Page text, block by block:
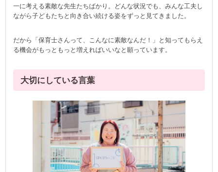
一に考える素敵な先生たちばかり。どんな状況でも、みんな工夫し
ながら子どもたちと向き合い続ける姿をずっと見てきました。
だから「保育士さんって、こんなに素敵なんだ！」と知ってもらえ
る機会がもっともっと増えればいいなと願っています。
大切にしている言葉